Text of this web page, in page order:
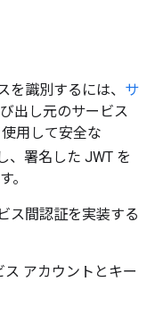
識別するには、 サ
出し元のサービス
用して安全な
、署名した JWT を
。
ス間認証を実装する
アカウントとキー